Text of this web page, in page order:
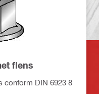
flens
conform DIN 6923 8